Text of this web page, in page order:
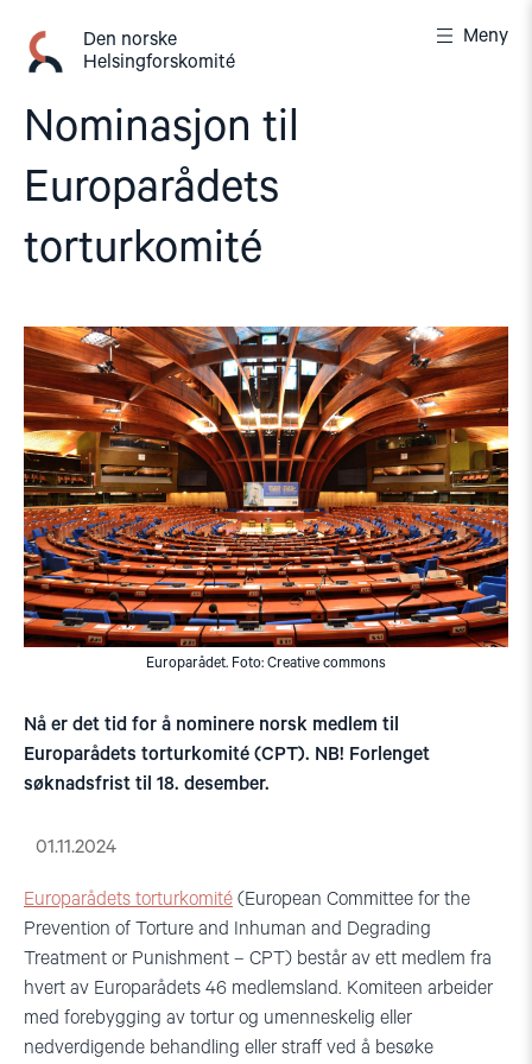
innhold
Den norske
Helsingforskomité
Meny
Nominasjon til
Europarådets
torturkomité
Europarådet. Foto: Creative commons
Nå er det tid for å nominere norsk medlem til
Europarådets torturkomité (CPT). NB! Forlenget
søknadsfrist til 18. desember.
01.11.2024
Europarådets torturkomité (European Committee for the
Prevention of Torture and Inhuman and Degrading
Treatment or Punishment – CPT) består av ett medlem fra
hvert av Europarådets 46 medlemsland. Komiteen arbeider
med forebygging av tortur og umenneskelig eller
nedverdigende behandling eller straff ved å besøke